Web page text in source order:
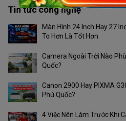
Tin tức công nghệ
Màn Hình 24 Inch Hay 27
To Hơn Là Tốt Hơn
Camera Ngoài Trời Nào
Quốc?
Canon 2900 Hay PIXMA
Phú Quốc?
4 Việc Nên Làm Trước Khi